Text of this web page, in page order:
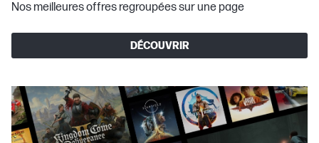
Nos meilleures offres regroupées sur une page
DÉCOUVRIR